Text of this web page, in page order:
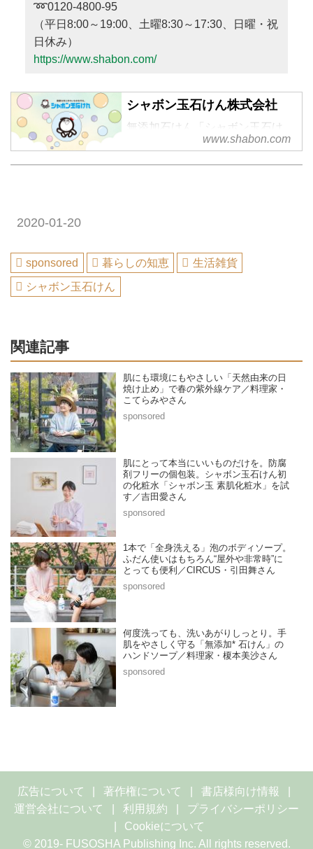
➿0120-4800-95
（平日8:00～19:00、土曜8:30～17:30、日曜・祝
日休み）
https://www.shabon.com/
シャボン玉石けん株式会社
無添加石けん「シャボン玉石け
ん」の各種取組みについて。環境
www.shabon.com
2020-01-20
sponsored 暮らしの知恵
生活雑貨
シャボン玉石けん
関連記事
肌にも環境にもやさしい「天然由来の日
焼け止め」で春の紫外線ケア／料理家・
こてらみやさん
肌にとって本当にいいものだけを。防腐
剤フリーの個包装。シャボン玉石けん初
の化粧水「シャボン玉 素肌化粧水」を試
す／吉田愛さん
1本で「全身洗える」泡のボディソープ。
ふだん使いはもちろん“屋外や非常時”に
とっても便利／CIRCUS・引田舞さん
何度洗っても、洗いあがりしっとり。手
肌をやさしく守る「無添加* 石けん」の
ハンドソープ／料理家・榎本美沙さん
広告について 著作権について
書店様向け情報
運営会社について
利用規約
プライバシーポリシー
Cookieについて
© 2019- FUSOSHA Publishing Inc. All rights reserved.